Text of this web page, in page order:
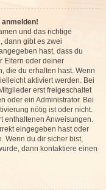
und das richtige
dann gibt es zwei
hast, dass du
Eltern oder deiner
die du erhalten hast. Wenn
aktiviert werden. Bei
erst freigeschaltet
oder ein Administrator. Bei
nötig ist oder nicht.
enthaltenen Anweisungen.
eingegeben hast oder
Wenn du dir sicher bist,
dann kontaktiere einen